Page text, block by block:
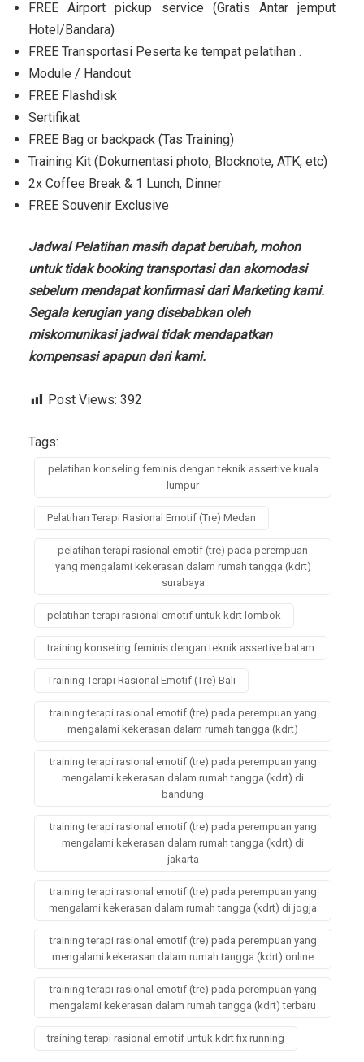
FREE Airport pickup service (Gratis Antar jemput
Hotel/Bandara)
FREE Transportasi Peserta ke tempat pelatihan .
Module / Handout
FREE Flashdisk
Sertifikat
FREE Bag or backpack (Tas Training)
Training Kit (Dokumentasi photo, Blocknote, ATK, etc)
2x Coffee Break & 1 Lunch, Dinner
FREE Souvenir Exclusive
Jadwal Pelatihan masih dapat berubah, mohon
untuk tidak booking transportasi dan akomodasi
sebelum mendapat konfirmasi dari Marketing kami.
Segala kerugian yang disebabkan oleh
miskomunikasi jadwal tidak mendapatkan
kompensasi apapun dari kami.
Post Views: 392
Tags:
pelatihan konseling feminis dengan teknik assertive kuala
lumpur
Pelatihan Terapi Rasional Emotif (Tre) Medan
pelatihan terapi rasional emotif (tre) pada perempuan
yang mengalami kekerasan dalam rumah tangga (kdrt)
surabaya
pelatihan terapi rasional emotif untuk kdrt lombok
training konseling feminis dengan teknik assertive batam
Training Terapi Rasional Emotif (Tre) Bali
training terapi rasional emotif (tre) pada perempuan yang
mengalami kekerasan dalam rumah tangga (kdrt)
training terapi rasional emotif (tre) pada perempuan yang
mengalami kekerasan dalam rumah tangga (kdrt) di
bandung
training terapi rasional emotif (tre) pada perempuan yang
mengalami kekerasan dalam rumah tangga (kdrt) di
jakarta
training terapi rasional emotif (tre) pada perempuan yang
mengalami kekerasan dalam rumah tangga (kdrt) di jogja
training terapi rasional emotif (tre) pada perempuan yang
mengalami kekerasan dalam rumah tangga (kdrt) online
training terapi rasional emotif (tre) pada perempuan yang
mengalami kekerasan dalam rumah tangga (kdrt) terbaru
training terapi rasional emotif untuk kdrt fix running